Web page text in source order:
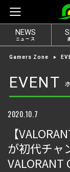
NEWS
ニュース
Gamers Zone
EVENT
2020.10.7
【
が初代チャ
VALORANT